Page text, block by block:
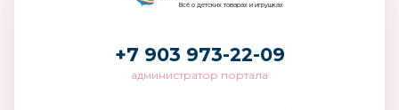
Всё о детских товарах и игрушках
+7 903 973-22-09
администратор портала